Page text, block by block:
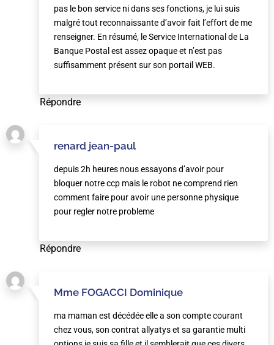
pas le bon service ni dans ses fonctions, je lui suis
malgré tout reconnaissante d’avoir fait l’effort de me
renseigner. En résumé, le Service International de La
Banque Postal est assez opaque et n’est pas
suffisamment présent sur son portail WEB.
Répondre
renard jean-paul
depuis 2h heures nous essayons d’avoir pour
bloquer notre ccp mais le robot ne comprend rien
comment faire pour avoir une personne physique
pour regler notre probleme
Répondre
Mme FOGACCI Dominique
ma maman est décédée elle a son compte courant
chez vous, son contrat allyatys et sa garantie multi